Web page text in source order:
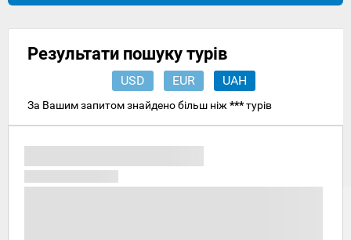
Результати пошуку турів
USD EUR UAH
За Вашим запитом знайдено більш ніж ***турів